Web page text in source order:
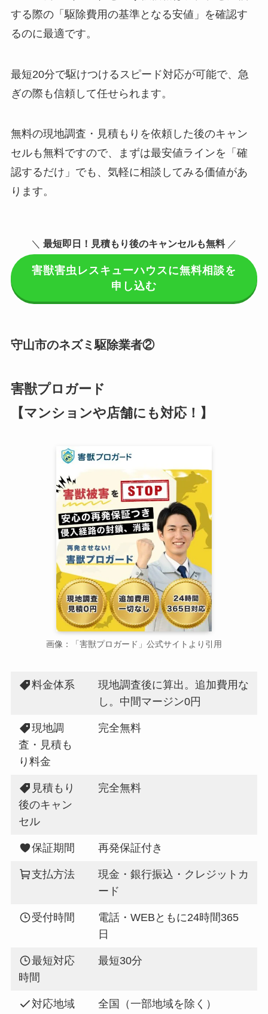
する際の「駆除費用の基準となる安値」を確認す
るのに最適です。
最短20分で駆けつけるスピード対応が可能で、急
ぎの際も信頼して任せられます。
無料の現地調査・見積もりを依頼した後のキャン
セルも無料ですので、まずは最安値ラインを「確
認するだけ」でも、気軽に相談してみる価値があ
ります。
＼ 最短即日！見積もり後のキャンセルも無料／
害獣害虫レスキューハウスに無料相談を
申し込む
守山市のネズミ駆除業者②
害獣プロガード
【マンションや店舗にも対応！】
画像：「害獣プロガード」公式サイトより引用
料金体系
現地調査後に算出。追加費用な
し。中間マージン0円
現地調
査・見積も
り料金
完全無料
見積もり
後のキャン
セル
完全無料
保証期間 再発保証付き
支払方法
現金・銀行振込・クレジットカ
ード
受付時間
電話・WEBともに24時間365
日
最短対応
時間
最短30分
対応地域 全国（一部地域を除く）